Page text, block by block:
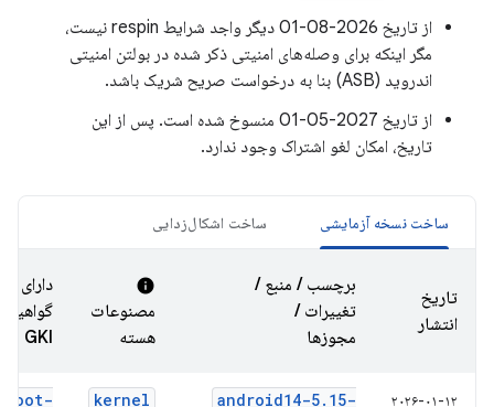
از تاریخ 2026-08-01 دیگر واجد شرایط respin نیست،
مگر اینکه برای وصله‌های امنیتی ذکر شده در بولتن امنیتی
اندروید (ASB) بنا به درخواست صریح شریک باشد.
از تاریخ 2027-05-01 منسوخ شده است. پس از این
تاریخ، امکان لغو اشتراک وجود ندارد.
ساخت نسخه آزمایشی ساخت اشکال‌زدایی
تاریخ
انتشار
برچسب / منبع /
تغییرات /
مجوزها
info
مصنوعات
هسته
دارای
GKI
۲۰۲۶-۰۱-۱۲ android14-5. 15-
kernel
boot-